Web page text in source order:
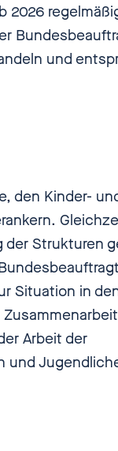
2026
und
den Kinder-
der Strukturen
Situation in
Arbeit der
und